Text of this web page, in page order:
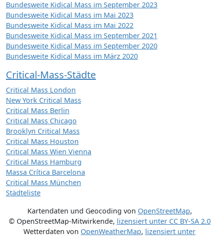
Bundesweite Kidical Mass im September 2023
Bundesweite Kidical Mass im Mai 2023
Bundesweite Kidical Mass im Mai 2022
Bundesweite Kidical Mass im September 2021
Bundesweite Kidical Mass im September 2020
Bundesweite Kidical Mass im März 2020
Critical-Mass-Städte
Critical Mass London
New York Critical Mass
Critical Mass Berlin
Critical Mass Chicago
Brooklyn Critical Mass
Critical Mass Houston
Critical Mass Wien Vienna
Critical Mass Hamburg
Massa Crítica Barcelona
Critical Mass München
Städteliste
Kartendaten und Geocoding von OpenStreetMap,
© OpenStreetMap-Mitwirkende, lizensiert unter CC BY-SA 2.0
Wetterdaten von OpenWeatherMap, lizensiert unter